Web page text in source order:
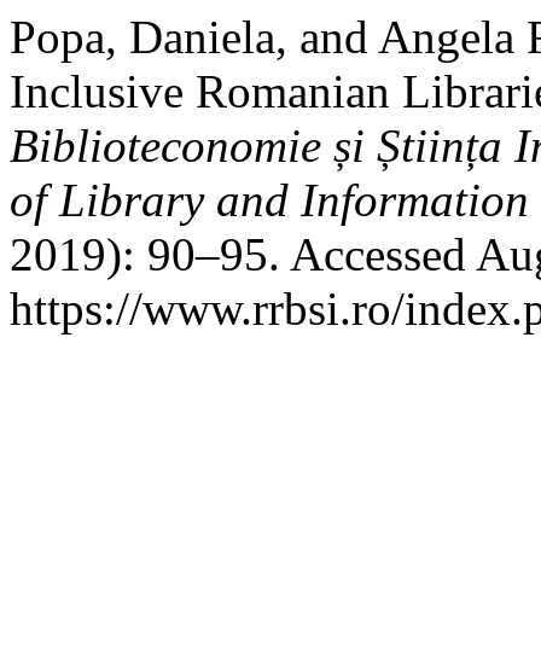
Popa, Daniela, and
Inclusive Romanian
Biblioteconomie și Știința
of Library and Information
2019): 90–95. Accessed
https://www.rrbsi.ro/